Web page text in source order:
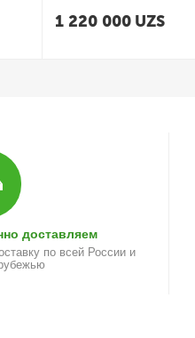
1 220 000 UZS
доставляем
по всей России и